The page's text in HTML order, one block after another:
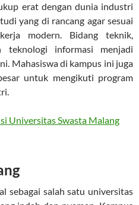
erat dengan dunia industri
yang di rancang agar sesuai
modern. Bidang teknik,
teknologi informasi menjadi
Mahasiswa di kampus ini juga
untuk mengikuti program
Universitas Swasta Malang
sebagai salah satu universitas